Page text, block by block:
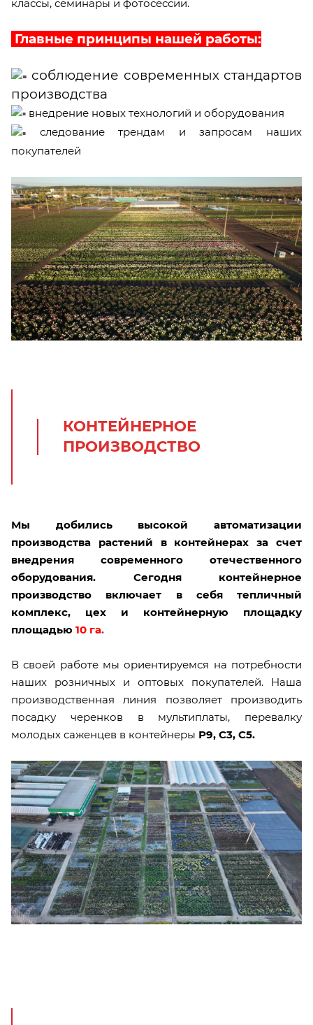
классы, семинары и фотосессии.
Главные принципы нашей работы:
соблюдение современных стандартов
производства
внедрение новых технологий и оборудования
следование трендам и запросам наших
покупателей
КОНТЕЙНЕРНОЕ
ПРОИЗВОДСТВО
Мы добились высокой автоматизации
производства растений в контейнерах за счет
внедрения современного отечественного
оборудования. Сегодня контейнерное
производство включает в себя тепличный
комплекс, цех и контейнерную площадку
площадью 10 га.
В своей работе мы ориентируемся на потребности
наших розничных и оптовых покупателей. Наша
производственная линия позволяет производить
посадку черенков в мультиплаты, перевалку
молодых саженцев в контейнеры Р9, С3, С5.